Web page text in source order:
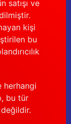
satışı ve
kişi
bu
herhangi
bu tür